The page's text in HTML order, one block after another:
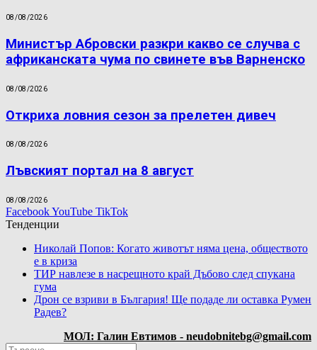
08/08/2026
Министър Абровски разкри какво се случва с
африканската чума по свинете във Варненско
08/08/2026
Откриха ловния сезон за прелетен дивеч
08/08/2026
Лъвският портал на 8 август
08/08/2026
FacebookYouTube TikTok
Тенденции
Николай Попов: Когато животът няма цена, обществото
е в криза
ТИР навлезе в насрещното край Дъбово след спукана
гума
Дрон се взриви в България! Ще подаде ли оставка Румен
Радев?
МОЛ: Галин Евтимов - neudobnitebg@gmail.com